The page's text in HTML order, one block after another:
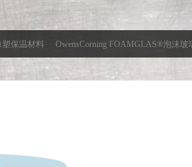
温材料 OwensCorning FOAMGLAS®泡沫玻璃